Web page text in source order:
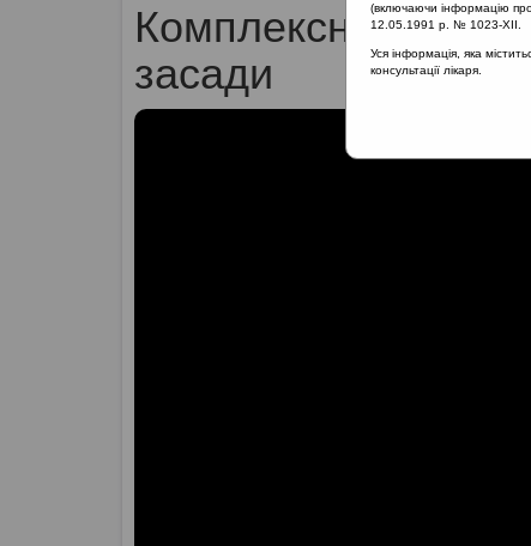
Комплексне
засади
(включаючи інформацію про
12.05.1991 р. № 1023-XII.
Уся інформація, яка
консультації лікаря.